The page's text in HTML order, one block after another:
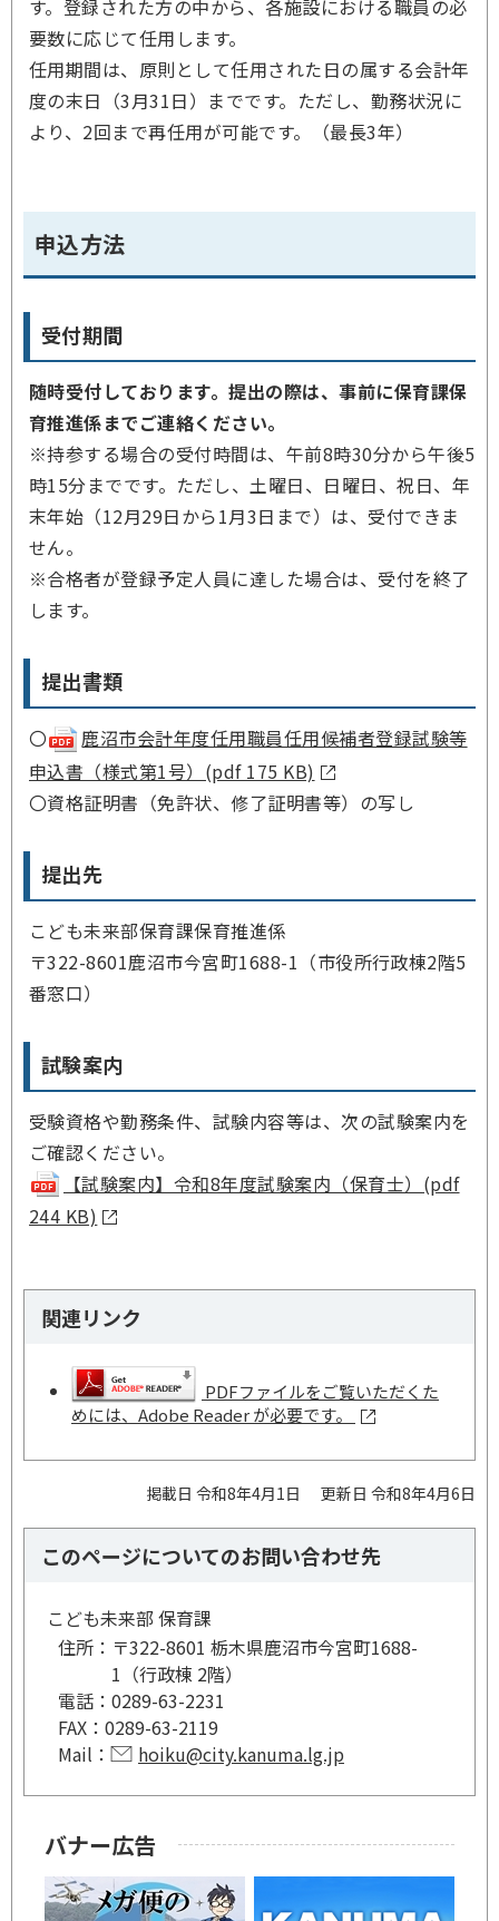
す。登録された方の中から、各施設における職員の必
要数に応じて任用します。
任用期間は、原則として任用された日の属する会計年
度の末日（3月31日）までです。ただし、勤務状況に
より、2回まで再任用が可能です。（最長3年）
申込方法
受付期間
随時受付しております。提出の際は、事前に保育課保
育推進係までご連絡ください。
※持参する場合の受付時間は、午前8時30分から午後5
時15分までです。ただし、土曜日、日曜日、祝日、年
末年始（12月29日から1月3日まで）は、受付できま
せん。
※合格者が登録予定人員に達した場合は、受付を終了
します。
提出書類
〇
鹿沼市会計年度任用職員任用候補者登録試験等
申込書（様式第1号）(pdf 175 KB)
〇資格証明書（免許状、修了証明書等）の写し
提出先
こども未来部保育課保育推進係
〒322-8601鹿沼市今宮町1688-1（市役所行政棟2階5
番窓口）
試験案内
受験資格や勤務条件、試験内容等は、次の試験案内を
ご確認ください。
【試験案内】令和8年度試験案内（保育士）(pdf
244 KB)
関連リンク
PDFファイルをご覧いただくた
めには、Adobe Reader が必要です。
掲載日 令和8年4月1日 更新日 令和8年4月6日
このページについてのお問い合わせ先
こども未来部 保育課
住所： 〒322-8601 栃木県鹿沼市今宮町1688-
1（行政棟 2階）
電話： 0289-63-2231
FAX： 0289-63-2119
Mail：
hoiku@city.kanuma.lg.jp
バナー広告